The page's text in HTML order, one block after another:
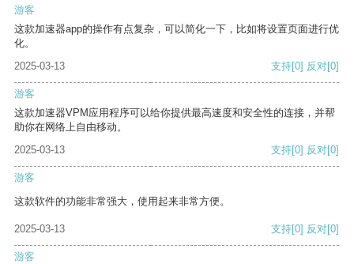
游客
这款加速器app的操作有点复杂，可以简化一下，比如将设置页面进行优
化。
2025-03-13
支持[0] 反对[0]
游客
这款加速器VPM应用程序可以给你提供最高速度和安全性的连接，并帮
助你在网络上自由移动。
2025-03-13
支持[0] 反对[0]
游客
这款软件的功能非常强大，使用起来非常方便。
2025-03-13 支持[0] 反对[0]
游客